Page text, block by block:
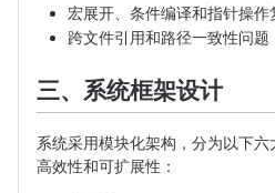
宏展开、条件编译和指针操作
跨文件引用和路径一致性问题
三、系统框架设计
系统采用模块化架构，分为以下
高效性和可扩展性：